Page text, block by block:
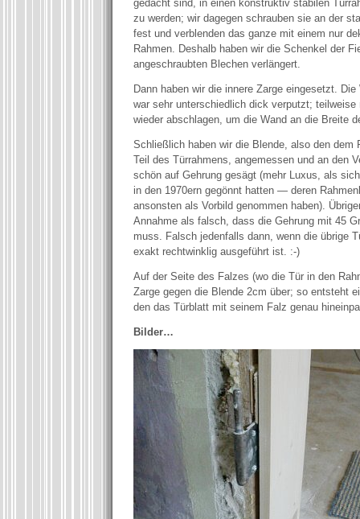
gedacht sind, in einen konstruktiv stabilen
zu werden; wir dagegen schrauben sie an der
fest und verblenden das ganze mit einem nur
Rahmen. Deshalb haben wir die Schenkel der
angeschraubten Blechen verlängert.
Dann haben wir die innere Zarge eingesetzt.
war sehr unterschiedlich dick verputzt;
wieder abschlagen, um die Wand an die Breite
Schließlich haben wir die Blende, also den dem
Teil des Türrahmens, angemessen und an den
schön auf Gehrung gesägt (mehr Luxus, als
in den 1970ern gegönnt hatten — deren
ansonsten als Vorbild genommen haben).
Annahme als falsch, dass die Gehrung mit 45
muss. Falsch jedenfalls dann, wenn die übrige
exakt rechtwinklig ausgeführt ist. :-)
Auf der Seite des Falzes (wo die Tür in den
Zarge gegen die Blende 2cm über; so entsteht
den das Türblatt mit seinem Falz genau
Bilder…